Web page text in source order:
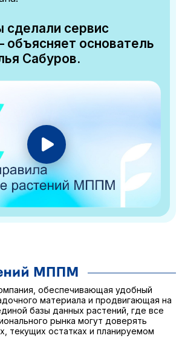
сервис
основатель
Сабуров.
обеспечивающая удобный
материала и продвигающая на
базы данных растений, где все
рынка могут доверять
текущих остатках и планируемом